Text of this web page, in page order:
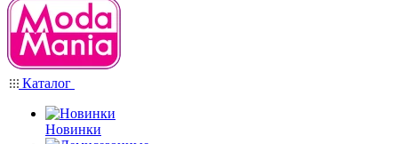
Каталог
Новинки